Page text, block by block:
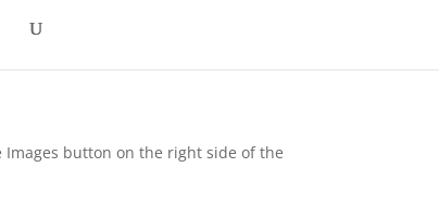
Images button on the right side of the